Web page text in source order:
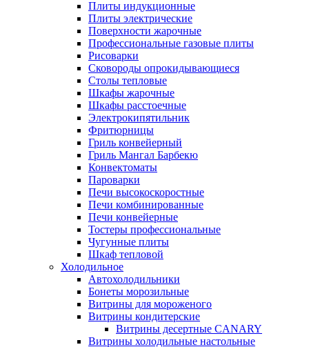
Плиты индукционные
Плиты электрические
Поверхности жарочные
Профессиональные газовые плиты
Рисоварки
Сковороды опрокидывающиеся
Столы тепловые
Шкафы жарочные
Шкафы расстоечные
Электрокипятильник
Фритюрницы
Гриль конвейерный
Гриль Мангал Барбекю
Конвектоматы
Пароварки
Печи высокоскоростные
Печи комбинированные
Печи конвейерные
Тостеры профессиональные
Чугунные плиты
Шкаф тепловой
Холодильное
Автохолодильники
Бонеты морозильные
Витрины для мороженого
Витрины кондитерские
Витрины десертные CANARY
Витрины холодильные настольные